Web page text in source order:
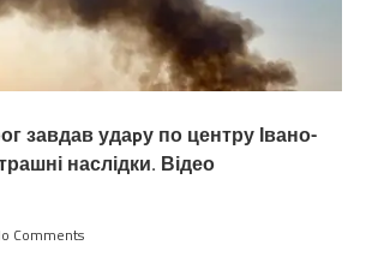
завдав удаpу по центру Івано-
наслідки. Відео
Comments